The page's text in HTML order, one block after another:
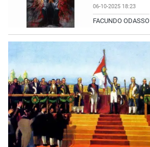
06-10-2025 18:23
FACUNDO ODASSO